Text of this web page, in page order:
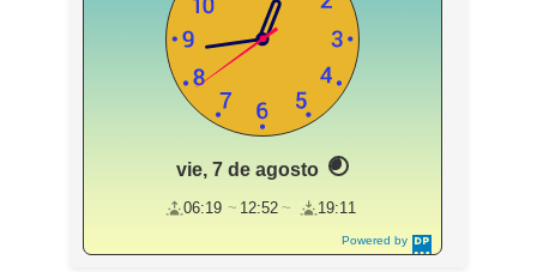
Powered by
DaysPedia.c
vie, 7 de agosto
06:19 12:52 19:11